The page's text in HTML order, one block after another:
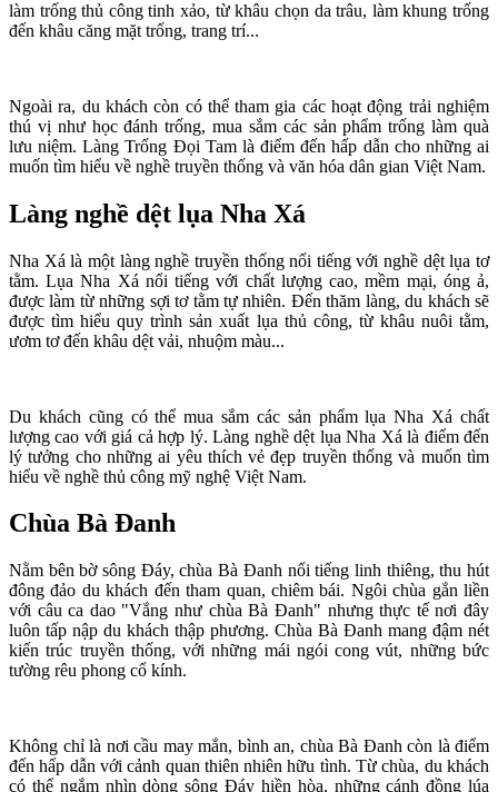
làm trống thủ công tinh xảo, từ khâu chọn da trâu, làm khung trống
đến khâu căng mặt trống, trang trí...
Ngoài ra, du khách còn có thể tham gia các hoạt động trải nghiệm
thú vị như học đánh trống, mua sắm các sản phẩm trống làm quà
lưu niệm. Làng Trống Đọi Tam là điểm đến hấp dẫn cho những ai
muốn tìm hiểu về nghề truyền thống và văn hóa dân gian Việt Nam.
Làng nghề dệt lụa Nha Xá
Nha Xá là một làng nghề truyền thống nổi tiếng với nghề dệt lụa tơ
tằm. Lụa Nha Xá nổi tiếng với chất lượng cao, mềm mại, óng ả,
được làm từ những sợi tơ tằm tự nhiên. Đến thăm làng, du khách sẽ
được tìm hiểu quy trình sản xuất lụa thủ công, từ khâu nuôi tằm,
ươm tơ đến khâu dệt vải, nhuộm màu...
Du khách cũng có thể mua sắm các sản phẩm lụa Nha Xá chất
lượng cao với giá cả hợp lý. Làng nghề dệt lụa Nha Xá là điểm đến
lý tưởng cho những ai yêu thích vẻ đẹp truyền thống và muốn tìm
hiểu về nghề thủ công mỹ nghệ Việt Nam.
Chùa Bà Đanh
Nằm bên bờ sông Đáy, chùa Bà Đanh nổi tiếng linh thiêng, thu hút
đông đảo du khách đến tham quan, chiêm bái. Ngôi chùa gắn liền
với câu ca dao "Vắng như chùa Bà Đanh" nhưng thực tế nơi đây
luôn tấp nập du khách thập phương. Chùa Bà Đanh mang đậm nét
kiến trúc truyền thống, với những mái ngói cong vút, những bức
tường rêu phong cổ kính.
Không chỉ là nơi cầu may mắn, bình an, chùa Bà Đanh còn là điểm
đến hấp dẫn với cảnh quan thiên nhiên hữu tình. Từ chùa, du khách
có thể ngắm nhìn dòng sông Đáy hiền hòa, những cánh đồng lúa